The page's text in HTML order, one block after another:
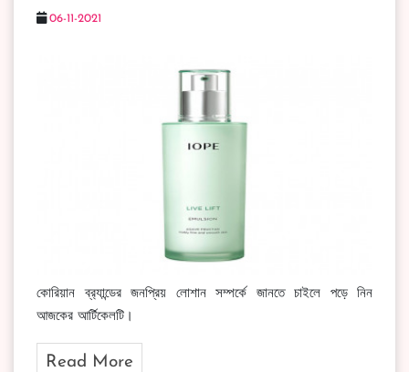
06-11-2021
কোরিয়ান ব্র‍্যান্ডের জনপ্রিয় লোশান সম্পর্কে জানতে চাইলে পড়ে নিন
আজকের আর্টিকেলটি।
Read More